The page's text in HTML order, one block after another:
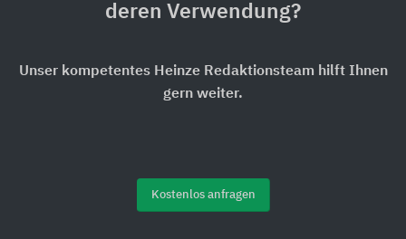
deren Verwendung?
Unser kompetentes Heinze Redaktionsteam hilft Ihnen
gern weiter.
Kostenlos anfragen